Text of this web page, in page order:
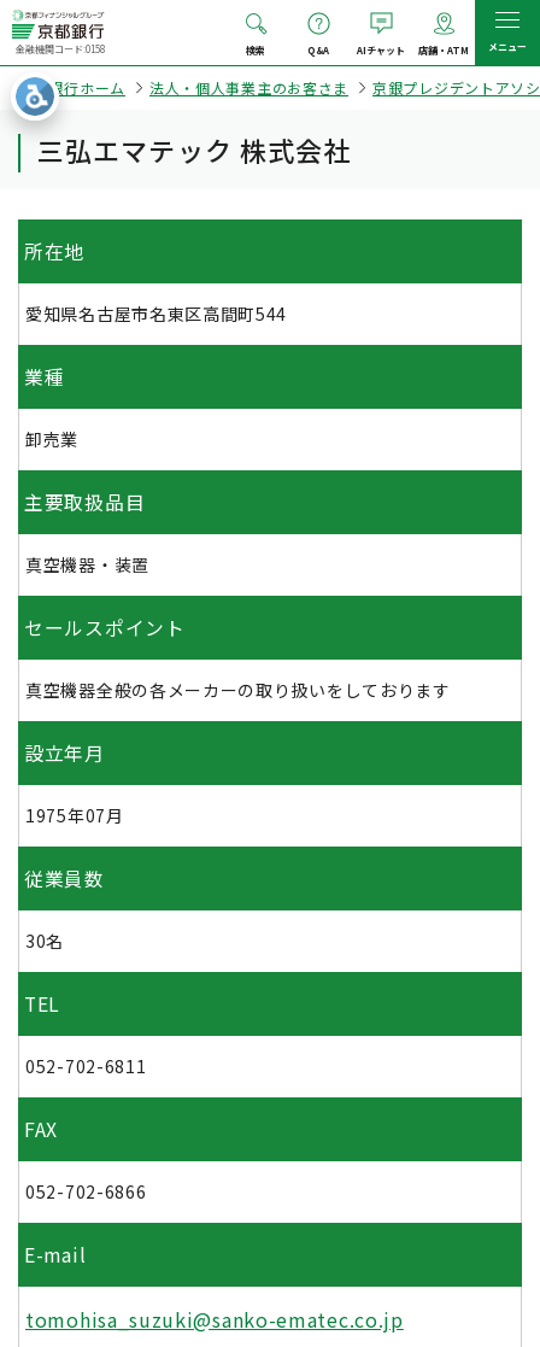
金融機関コード:0158 検索 Q&A AIチャット 店舗・ATM メニュー
京都銀行ホーム 法人・個人事業主のお客さま 京銀プレジデントアソ
三弘エマテック 株式会社
所在地
愛知県名古屋市名東区高間町544
業種
卸売業
主要取扱品目
真空機器・装置
セールスポイント
真空機器全般の各メーカーの取り扱いをしております
設立年月
1975年07月
従業員数
30名
TEL
052-702-6811
FAX
052-702-6866
E-mail
tomohisa_suzuki@sanko-ematec.co.jp